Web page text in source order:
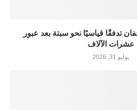
تدفقًا قياسيًا نحو سبتة بعد عبور
عشرات الآلاف
يوليو 31, 2026